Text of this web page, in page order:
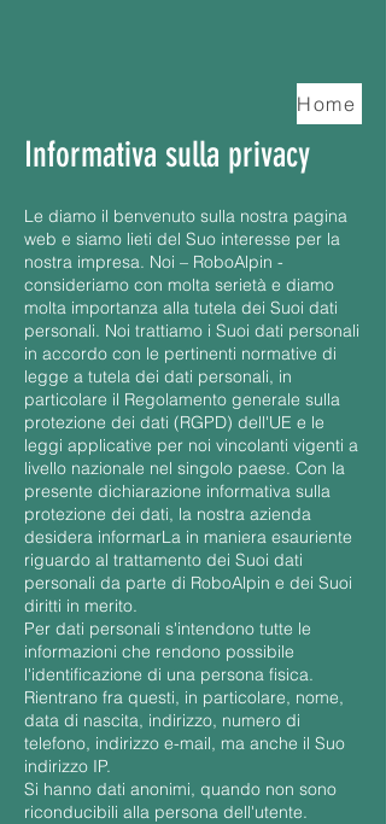
Home
Informativa sulla privacy
Le diamo il benvenuto sulla nostra pagina
web e siamo lieti del Suo interesse per la
nostra impresa. Noi – RoboAlpin -
consideriamo con molta serietà e diamo
molta importanza alla tutela dei Suoi dati
personali. Noi trattiamo i Suoi dati personali
in accordo con le pertinenti normative di
legge a tutela dei dati personali, in
particolare il Regolamento generale sulla
protezione dei dati (RGPD) dell'UE e le
leggi applicative per noi vincolanti vigenti a
livello nazionale nel singolo paese. Con la
presente dichiarazione informativa sulla
protezione dei dati, la nostra azienda
desidera informarLa in maniera esauriente
riguardo al trattamento dei Suoi dati
personali da parte di RoboAlpin e dei Suoi
diritti in merito.
Per dati personali s'intendono tutte le
informazioni che rendono possibile
l'identificazione di una persona fisica.
Rientrano fra questi, in particolare, nome,
data di nascita, indirizzo, numero di
telefono, indirizzo e-mail, ma anche il Suo
indirizzo IP.
Si hanno dati anonimi, quando non sono
riconducibili alla persona dell'utente.